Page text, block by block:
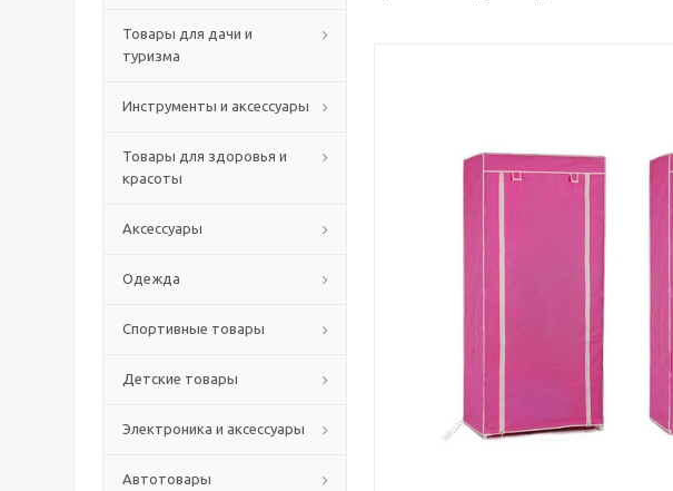
Товары для дачи и
туризма
Инструменты и аксессуары
Товары для здоровья и
красоты
Аксессуары
Одежда
Спортивные товары
Детские товары
Электроника и аксессуары
Автотовары